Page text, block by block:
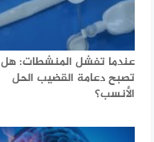
عندما تفشل المنشطات: هل
تصبح دعامة القضيب الحل
الأنسب؟